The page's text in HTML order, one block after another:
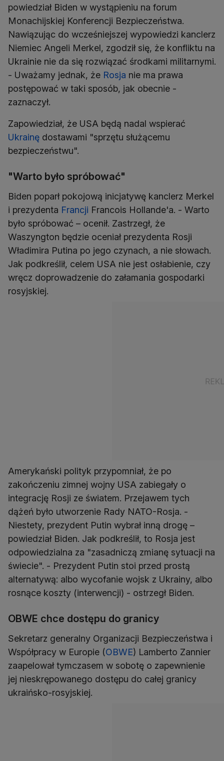
powiedział Biden w wystąpieniu na forum
Monachijskiej Konferencji Bezpieczeństwa.
Nawiązując do wcześniejszej wypowiedzi kanclerz
Niemiec Angeli Merkel, zgodził się, że konfliktu na
Ukrainie nie da się rozwiązać środkami militarnymi.
- Uważamy jednak, że Rosja nie ma prawa
postępować w taki sposób, jak obecnie -
zaznaczył.
Zapowiedział, że USA będą nadal wspierać
Ukrainę dostawami "sprzętu służącemu
bezpieczeństwu".
"Warto było spróbować"
Biden poparł pokojową inicjatywę kanclerz Merkel
i prezydenta Francji Francois Hollande'a. - Warto
było spróbować – ocenił. Zastrzegł, że
Waszyngton będzie oceniał prezydenta Rosji
Władimira Putina po jego czynach, a nie słowach.
Jak podkreślił, celem USA nie jest osłabienie, czy
wręcz doprowadzenie do załamania gospodarki
rosyjskiej.
Amerykański polityk przypomniał, że po
zakończeniu zimnej wojny USA zabiegały o
integrację Rosji ze światem. Przejawem tych
dążeń było utworzenie Rady NATO-Rosja. -
Niestety, prezydent Putin wybrał inną drogę –
powiedział Biden. Jak podkreślił, to Rosja jest
odpowiedzialna za "zasadniczą zmianę sytuacji na
świecie". - Prezydent Putin stoi przed prostą
alternatywą: albo wycofanie wojsk z Ukrainy, albo
rosnące koszty (interwencji) - ostrzegł Biden.
OBWE chce dostępu do granicy
Sekretarz generalny Organizacji Bezpieczeństwa i
Współpracy w Europie (OBWE) Lamberto Zannier
zaapelował tymczasem w sobotę o zapewnienie
jej nieskrępowanego dostępu do całej granicy
ukraińsko-rosyjskiej.